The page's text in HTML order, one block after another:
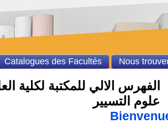
الفهرس الالي للمكتبة لكلية
علوم التسيير
Catalogues des Facultés Nous